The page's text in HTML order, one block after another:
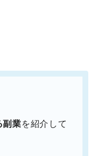
副業を紹介して